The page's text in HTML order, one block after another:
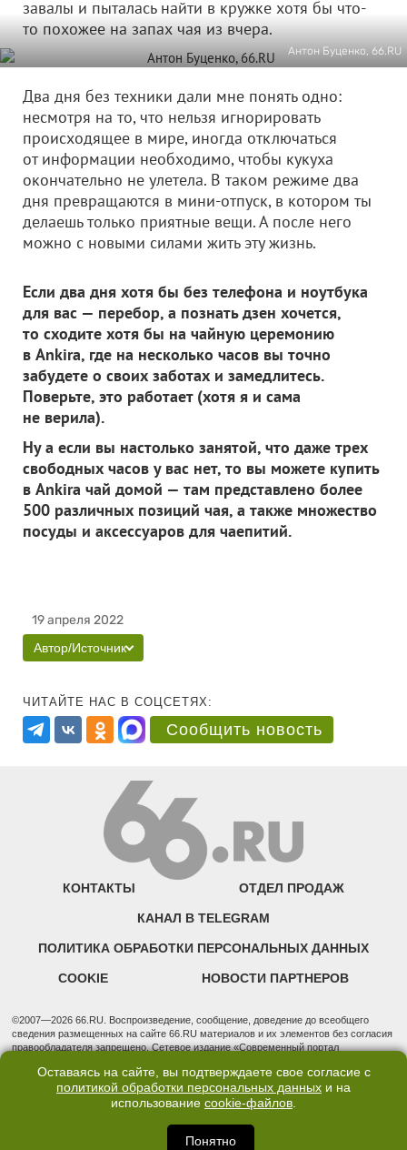
завалы и пыталась найти в кружке хотя бы что-
то похожее на запах чая из вчера.
Антон Буценко, 66.RU
Два дня без техники дали мне понять одно:
несмотря на то, что нельзя игнорировать
происходящее в мире, иногда отключаться
от информации необходимо, чтобы кукуха
окончательно не улетела. В таком режиме два
дня превращаются в мини-отпуск, в котором ты
делаешь только приятные вещи. А после него
можно с новыми силами жить эту жизнь.
Если два дня хотя бы без телефона и ноутбука
для вас — перебор, а познать дзен хочется,
то сходите хотя бы на чайную церемонию
в Ankira, где на несколько часов вы точно
забудете о своих заботах и замедлитесь.
Поверьте, это работает (хотя я и сама
не верила).
Ну а если вы настолько занятой, что даже трех
свободных часов у вас нет, то вы можете купить
в Ankira чай домой — там представлено более
500 различных позиций чая, а также множество
посуды и аксессуаров для чаепитий.
19 апреля 2022
Автор/Источник
ЧИТАЙТЕ НАС В СОЦСЕТЯХ:
Сообщить новость
КОНТАКТЫ ОТДЕЛ ПРОДАЖ
КАНАЛ В TELEGRAM
ПОЛИТИКА ОБРАБОТКИ ПЕРСОНАЛЬНЫХ ДАННЫХ
COOKIE НОВОСТИ ПАРТНЕРОВ
©2007—2026 66.RU. Воспроизведение, сообщение, доведение до всеобщего
сведения размещенных на сайте 66.RU материалов и их элементов без согласия
правообладателя запрещено. Сетевое издание «Современный портал
надзору в сфере связи, информационных технологий и массовых коммуникаций
(Роскомнадзор). Регистрационный номер ЭЛ № ФС 77 - 76634 от 02.09.2019
Учредитель: Общество с ограниченной ответственностью "66.ру". Юридический
3, оф. 7015 Фактический адрес редакции и отдела продаж: 620014, Свердловская
обл., г. Екатеринбург, ул. Бориса Ельцина, д. 3, оф. 7015, +7 (343) 288-50-66
Оставаясь на сайте, вы подтверждаете свое согласие с
политикой обработки персональных данных и на
использование cookie-файлов.
Понятно